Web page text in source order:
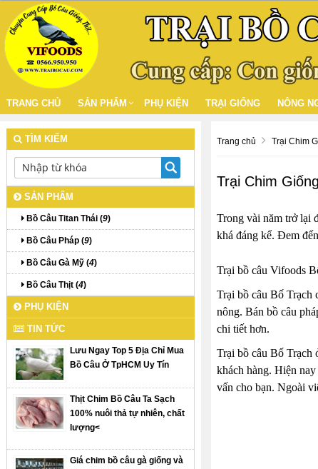
TRANG CHỦ SẢN PHẨM PHỤ KIỆN TRẠI GIỐNG NÔNG
Trang chủ Trại Chim
Trại Chim
Trong vài năm trở lại
khá đáng kể. Đem
Trại bồ câu Vifoods
Trại bồ câu Bố Trạch
nông. Bán bồ câu
chi tiết hơn.
Trại bồ câu Bố Trạch
khách hàng. Hiện
vấn cho bạn. Ngoài
TÌM KIẾM
SẢN PHẨM
Bồ Câu Titan Thái (9)
Bồ Câu Pháp (9)
Bồ Câu Gà Mỹ (4)
Bồ Câu Thịt (4)
PHỤ KIỆN
TIN TỨC
Lưu Ngay Top 5 Địa Chỉ Mua
Bồ Câu Ở TpHCM Uy Tín
Thịt Chim Bồ Câu Ta Sạch
100% nuôi thả tự nhiên, chất
lượng<
Giá chim bồ câu gà giống và